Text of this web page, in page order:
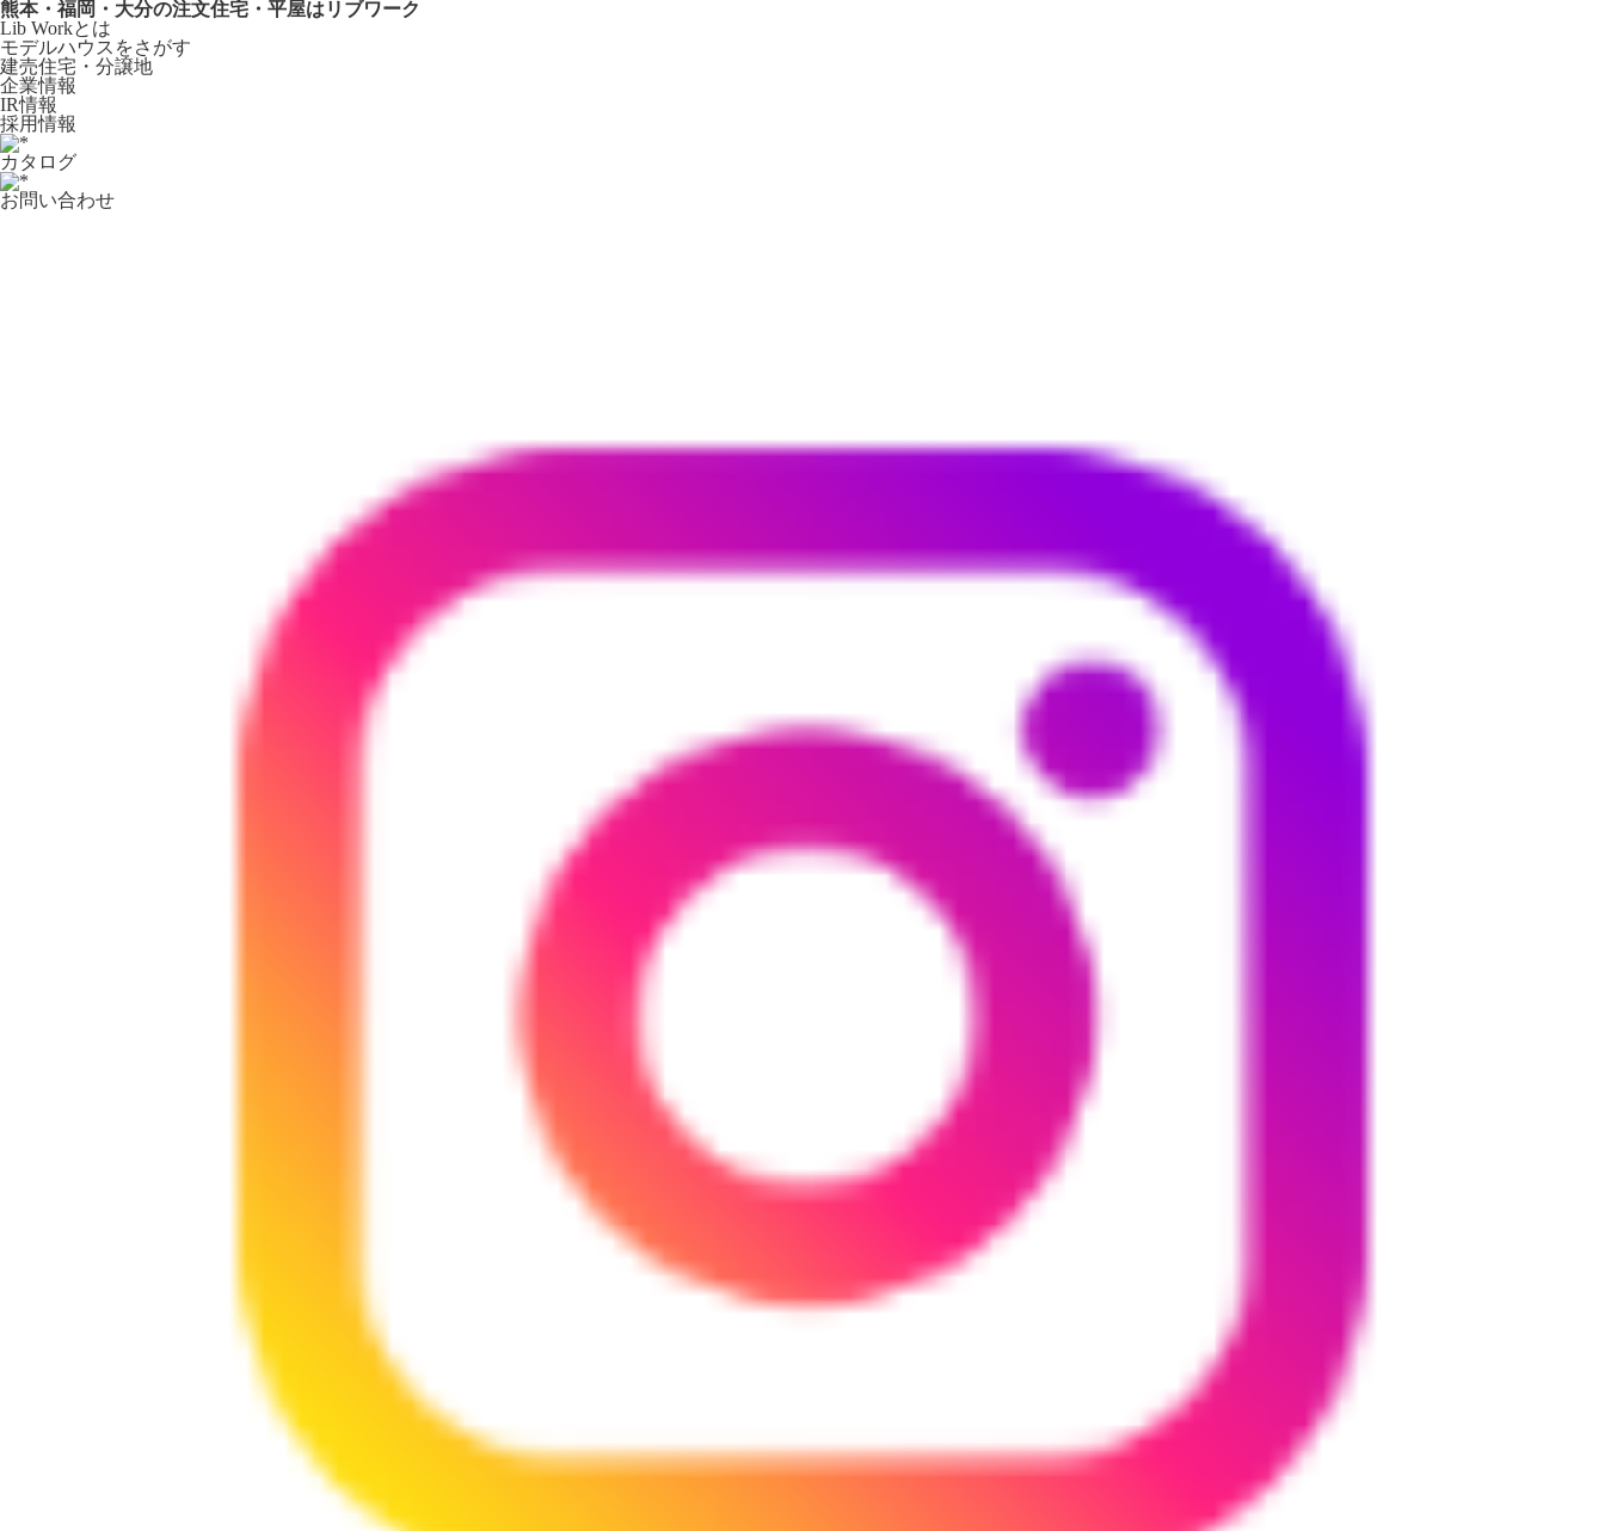
熊本・福岡・大分の注文住宅・平屋はリブワーク
Lib Workとは
モデルハウスをさがす
建売住宅・分譲地
企業情報
IR情報
採用情報
カタログ
お問い合わせ